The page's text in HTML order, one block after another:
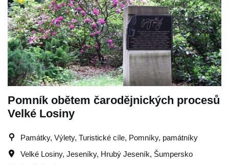
Pomník obětem čarodějnických procesů
Velké Losiny
Památky, Výlety, Turistické cíle, Pomníky, památníky
Velké Losiny, Jeseníky, Hrubý Jeseník, Šumpersko